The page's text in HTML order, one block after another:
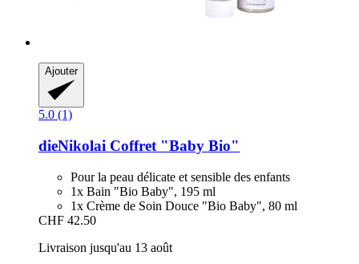
Ajouter
5.0 (1)
dieNikolai Coffret "Baby Bio"
Pour la peau délicate et sensible des enfants
1x Bain "Bio Baby", 195 ml
1x Crème de Soin Douce "Bio Baby", 80 ml
CHF 42.50
Livraison jusqu'au 13 août